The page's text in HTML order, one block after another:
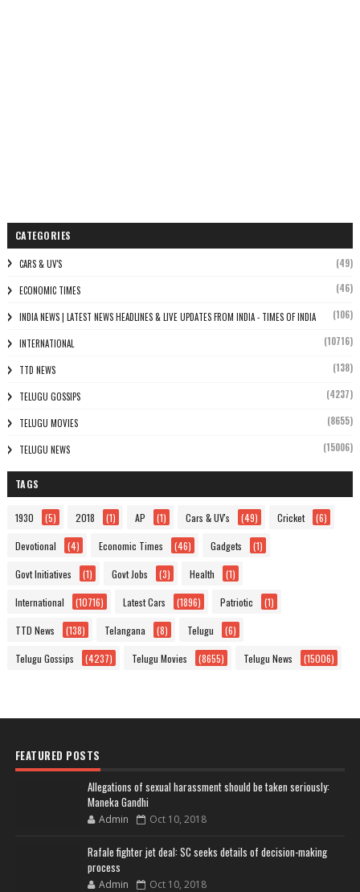
CATEGORIES
CARS & UV'S (49)
ECONOMIC TIMES (46)
INDIA NEWS | LATEST NEWS HEADLINES & LIVE UPDATES FROM INDIA - TIMES OF INDIA (106)
INTERNATIONAL (10716)
TTD NEWS (138)
TELUGU GOSSIPS (4237)
TELUGU MOVIES (8655)
TELUGU NEWS (15006)
TAGS
1930 (5) 2018 (1) AP (1) Cars & UV's (49) Cricket (6)
Devotional (4) Economic Times (46) Gadgets (1)
Govt Initiatives (1) Govt Jobs (3) Health (1)
International (10716) Latest Cars (1896) Patriotic (1)
TTD News (138) Telangana (8) Telugu (6)
Telugu Gossips (4237) Telugu Movies (8655) Telugu News (15006)
FEATURED POSTS
Allegations of sexual harassment should be taken seriously:
Maneka Gandhi
Admin Oct 10, 2018
Rafale fighter jet deal: SC seeks details of decision-making
process
Admin Oct 10, 2018